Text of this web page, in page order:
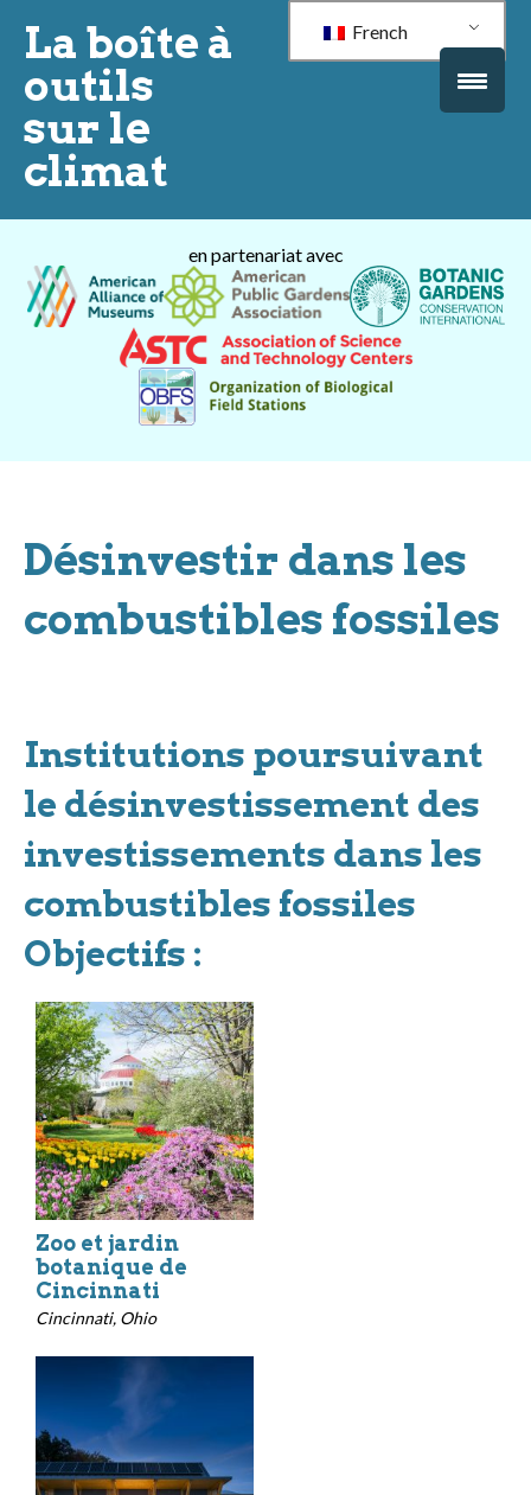
La boîte à
outils
sur le
climat
French
en partenariat avec
Désinvestir dans les
combustibles fossiles
Institutions poursuivant
le désinvestissement des
investissements dans les
combustibles fossiles
Objectifs :
Zoo et jardin
botanique de
Cincinnati
Cincinnati, Ohio